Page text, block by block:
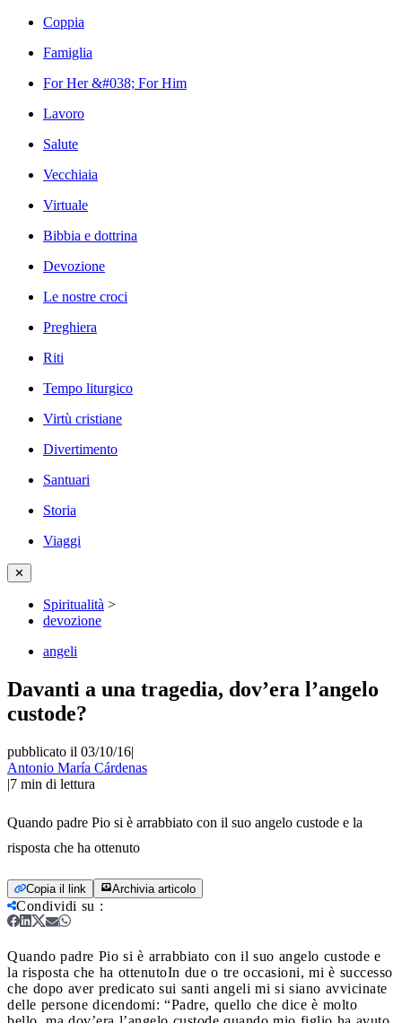
Coppia
Famiglia
For Her &#038; For Him
Lavoro
Salute
Vecchiaia
Virtuale
Bibbia e dottrina
Devozione
Le nostre croci
Preghiera
Riti
Tempo liturgico
Virtù cristiane
Divertimento
Santuari
Storia
Viaggi
✕
Spiritualità >
devozione
angeli
Davanti a una tragedia, dov’era l’angelo
custode?
pubblicato il 03/10/16|
Antonio María Cárdenas
|7 min di lettura
Quando padre Pio si è arrabbiato con il suo angelo custode e la
risposta che ha ottenuto
Copia il link Archivia articolo
Condividi su :
Quando padre Pio si è arrabbiato con il suo angelo custode e
la risposta che ha ottenutoIn due o tre occasioni, mi è successo
che dopo aver predicato sui santi angeli mi si siano avvicinate
delle persone dicendomi: “Padre, quello che dice è molto